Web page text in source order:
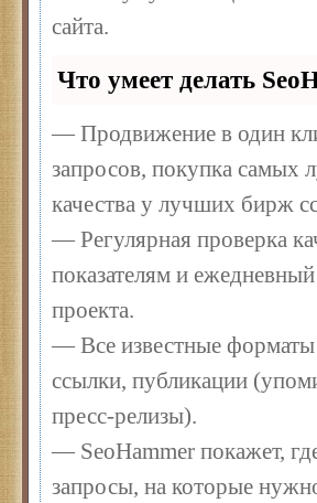
сайта.
Что умеет делать
— Продвижение в один
запросов, покупка самых
качества у лучших бирж
— Регулярная проверка
показателям и ежедневный
проекта.
— Все известные
ссылки, публикации
пресс-релизы).
— SeoHammer покажет,
запросы, на которые